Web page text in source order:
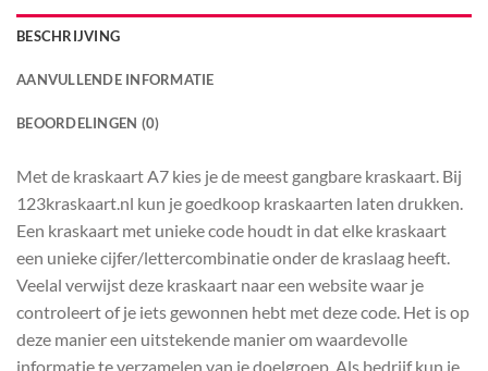
BESCHRIJVING
AANVULLENDE INFORMATIE
BEOORDELINGEN (0)
Met de kraskaart A7 kies je de meest gangbare kraskaart. Bij
123kraskaart.nl kun je goedkoop kraskaarten laten drukken.
Een kraskaart met unieke code houdt in dat elke kraskaart
een unieke cijfer/lettercombinatie onder de kraslaag heeft.
Veelal verwijst deze kraskaart naar een website waar je
controleert of je iets gewonnen hebt met deze code. Het is op
deze manier een uitstekende manier om waardevolle
informatie te verzamelen van je doelgroep. Als bedrijf kun je